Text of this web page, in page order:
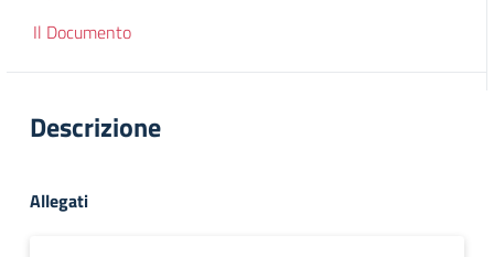
Il Documento
Descrizione
Allegati